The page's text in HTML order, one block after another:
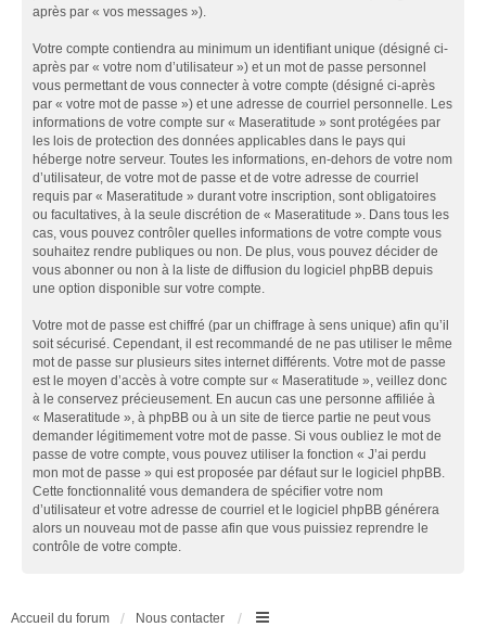
après par « vos messages »).
Votre compte contiendra au minimum un identifiant unique (désigné ci-
après par « votre nom d’utilisateur ») et un mot de passe personnel
vous permettant de vous connecter à votre compte (désigné ci-après
par « votre mot de passe ») et une adresse de courriel personnelle. Les
informations de votre compte sur « Maseratitude » sont protégées par
les lois de protection des données applicables dans le pays qui
héberge notre serveur. Toutes les informations, en-dehors de votre nom
d’utilisateur, de votre mot de passe et de votre adresse de courriel
requis par « Maseratitude » durant votre inscription, sont obligatoires
ou facultatives, à la seule discrétion de « Maseratitude ». Dans tous les
cas, vous pouvez contrôler quelles informations de votre compte vous
souhaitez rendre publiques ou non. De plus, vous pouvez décider de
vous abonner ou non à la liste de diffusion du logiciel phpBB depuis
une option disponible sur votre compte.
Votre mot de passe est chiffré (par un chiffrage à sens unique) afin qu’il
soit sécurisé. Cependant, il est recommandé de ne pas utiliser le même
mot de passe sur plusieurs sites internet différents. Votre mot de passe
est le moyen d’accès à votre compte sur « Maseratitude », veillez donc
à le conservez précieusement. En aucun cas une personne affiliée à
« Maseratitude », à phpBB ou à un site de tierce partie ne peut vous
demander légitimement votre mot de passe. Si vous oubliez le mot de
passe de votre compte, vous pouvez utiliser la fonction « J’ai perdu
mon mot de passe » qui est proposée par défaut sur le logiciel phpBB.
Cette fonctionnalité vous demandera de spécifier votre nom
d’utilisateur et votre adresse de courriel et le logiciel phpBB générera
alors un nouveau mot de passe afin que vous puissiez reprendre le
contrôle de votre compte.
Accueil du forum Nous contacter